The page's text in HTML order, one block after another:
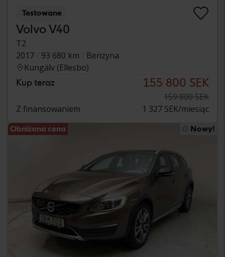
Testowane
Volvo V40
T2
2017
93 680 km
Benzyna
Kungälv (Ellesbo)
Kup teraz 155 800 SEK
159 800 SEK
Z finansowaniem
1 327 SEK/miesiąc
Obniżona cena Nowy!